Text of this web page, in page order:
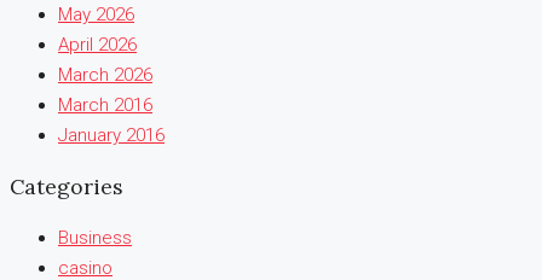
May 2026
April 2026
March 2026
March 2016
January 2016
Categories
Business
casino